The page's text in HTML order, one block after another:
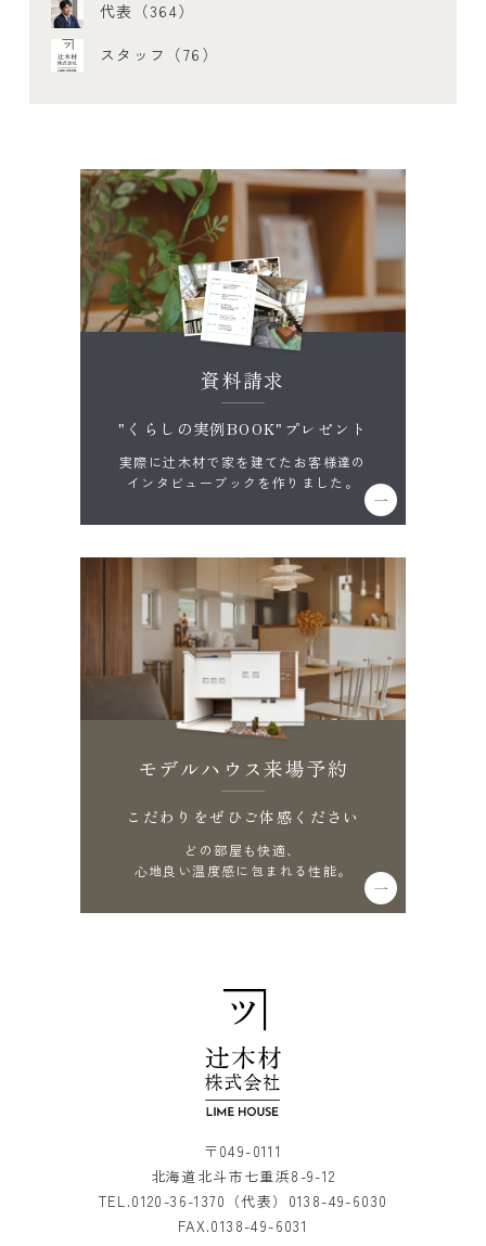
代表（364）
スタッフ（76）
資料請求
"くらしの実例BOOK"プレゼント
実際に辻木材で家を建てたお客様達の
インタビューブックを作りました。
モデルハウス来場予約
こだわりをぜひご体感ください
どの部屋も快適、
心地良い温度感に包まれる性能。
〒049-0111
北海道北斗市七重浜8-9-12
TEL.0120-36-1370 （代表） 0138-49-6030
FAX.0138-49-6031